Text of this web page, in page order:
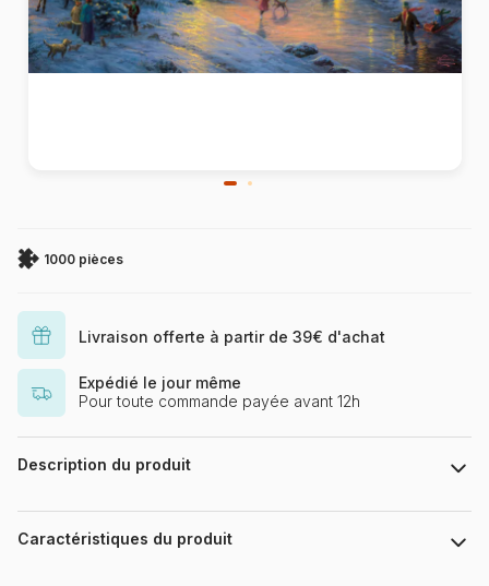
1000 pièces
Livraison offerte à partir de 39€ d'achat
Expédié le jour même
Pour toute commande payée avant 12h
Description du produit
Puzzle 1000 Teile Puzzlfläche : 65,20 x 47,60 cm
Caractéristiques du produit